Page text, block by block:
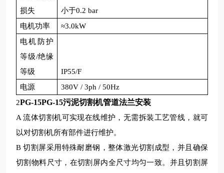
损失
小于0.2 bar
电机功率
≈3.0kW
电机防护
等级/绝缘
等级
IP55/F
电源
380V / 3ph / 50Hz
2PG-15PG-15污泥切割机管道法兰安装
A 流体切割机可实现在线维护，无需拆装工艺管线，就可
以对切割机所有部件进行维护。
B 切割屏采用特殊耐磨钢，整体激光切割成型，并且确保
切割物料尺寸，在切割屏内全尺寸均匀一致。并且切割屏